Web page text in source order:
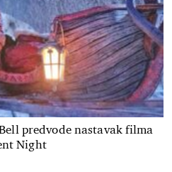
predvode nastavak filma
Night